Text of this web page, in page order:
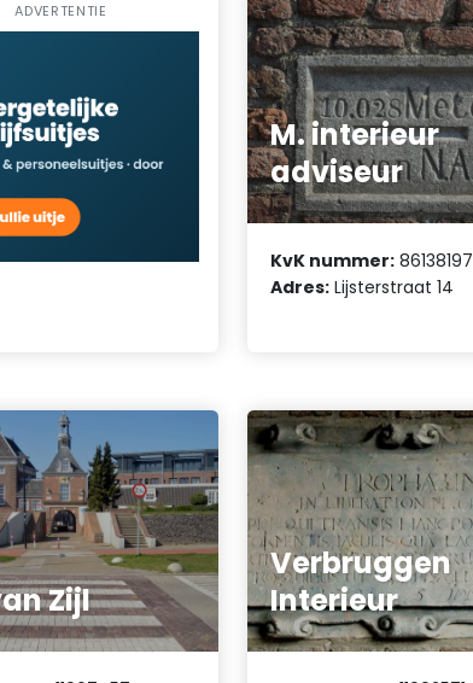
ADVERTENTIE
M. interieur
adviseur
KvK nummer: 86138197
Adres: Lijsterstraat 14
Zijl
Verbruggen
Interieur